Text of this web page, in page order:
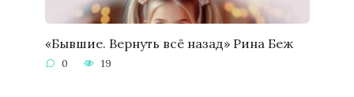
«Бывшие. Вернуть всё назад» Рина Беж
0 19